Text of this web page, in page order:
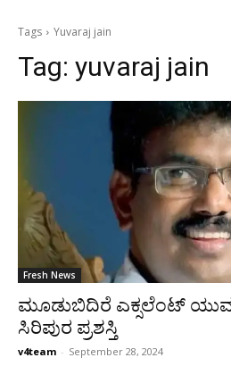
Tags Yuvaraj jain
Tag: yuvaraj jain
Fresh News
ಮೂಡುಬಿದಿರೆ ಎಕ್ಸಲೆಂಟ್
ಸಿರಿಪುರ ಪ್ರಶಸ್ತಿ
v4team - September 28, 2024